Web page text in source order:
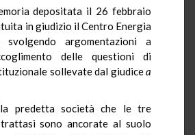
depositata il 26 febbraio
in giudizio il Centro Energia
svolgendo argomentazioni a
delle questioni di
sollevate dal giudicea
predetta società che le tre
sono ancorate al suolo